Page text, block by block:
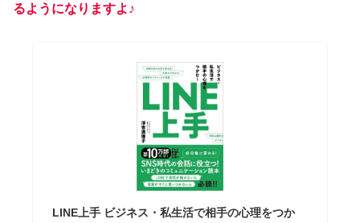
るようになりますよ♪
LINE上手 ビジネス・私生活で相手の心理をつか